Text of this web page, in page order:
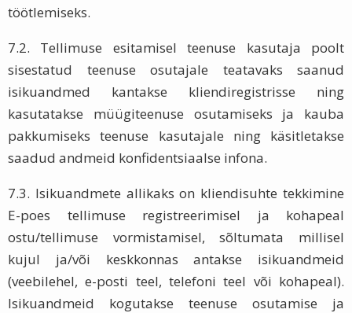
töötlemiseks.
7.2. Tellimuse esitamisel teenuse kasutaja poolt
sisestatud teenuse osutajale teatavaks saanud
isikuandmed kantakse kliendiregistrisse ning
kasutatakse müügiteenuse osutamiseks ja kauba
pakkumiseks teenuse kasutajale ning käsitletakse
saadud andmeid konfidentsiaalse infona.
7.3. Isikuandmete allikaks on kliendisuhte tekkimine
E-poes tellimuse registreerimisel ja kohapeal
ostu/tellimuse vormistamisel, sõltumata millisel
kujul ja/või keskkonnas antakse isikuandmeid
(veebilehel, e-posti teel, telefoni teel või kohapeal).
Isikuandmeid kogutakse teenuse osutamise ja